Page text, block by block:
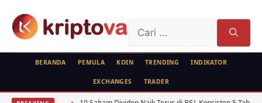
untuk:
BERANDA PEMULA KOIN TRENDING INDIKATOR
EXCHANGES TRADER